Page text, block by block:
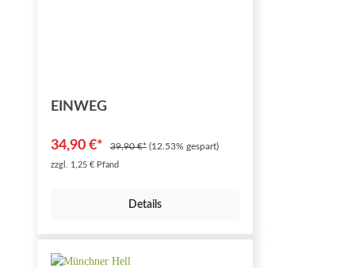
EINWEG
34,90 €* 39,90 €* (12.53% gespart)
zzgl. 1,25 € Pfand
Details